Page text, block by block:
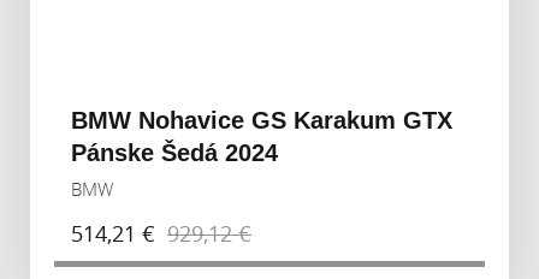
BMW Nohavice GS Karakum GTX
Pánske Šedá 2024
BMW
514,21 € 929,12 €